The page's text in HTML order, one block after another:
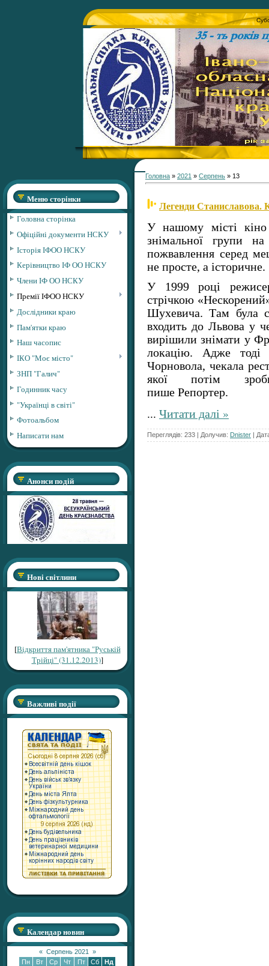
Меню сторінки
Головна сторінка
Офіційні документи НСКУ
Історія ІФОО НСКУ
Керівництво ІФ ОО НСКУ
Члени ІФ ОО НСКУ
Премії ІФОО НСКУ
Дослідники краю
Пам'ятки краю
Наш часопис
ІКО "Моє місто"
ЗНП "Галич"
Годинник часу
"Українці в світі"
Фотоальбом
Написати нам
Анонси подій
Нові світлини
[Відкриття пам'ятника "Руській
Трійці" (31.12.2013)]
Важливі події
Календар новин
« Серпень 2021
»
Пн
Вт Ср Чт Пт Сб
Нд
Головна » 2021 » Серпень » 13
Легенди Станиславова.
У нашому місті кіно
знімальної групи
пожвавлення серед
не прос­те, а історичне.
У 1999 році
стрічкою
Шухевича. Там була
входить до Львова у
вирішили знімати у
локацію. Адже тоді
Чорновола, чекала
якої потім
пише Репортер.
... Читати далі »
Переглядів: 233 | Долучив: Dnister |